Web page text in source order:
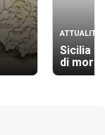
ATTUALITÀ
Sicilia
di morti